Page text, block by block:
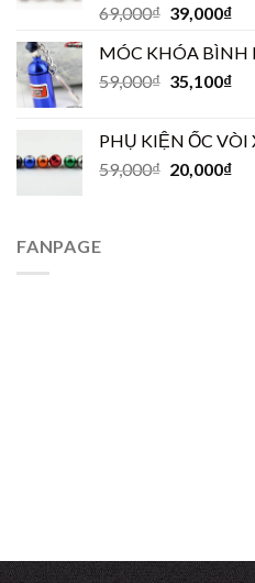
Được xếp
hạng
5
sao
69,000₫ 39,000₫
MÓC KHÓA BÌNH
59,000₫ 35,100₫
PHỤ KIỆN ỐC VÒI
59,000₫ 20,000₫
FANPAGE